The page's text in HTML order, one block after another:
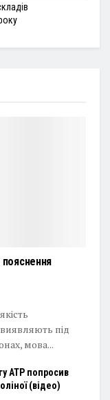
під
мова...
ATP попросив
(відео)